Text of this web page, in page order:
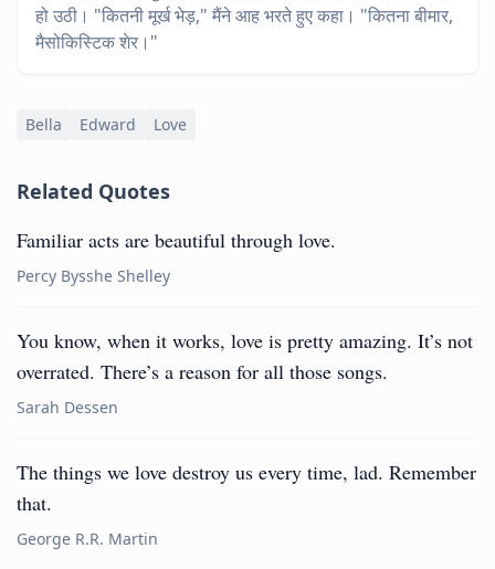
हो उठी। "कितनी मूर्ख भेड़," मैंने आह भरते हुए कहा। "कितना बीमार,
मैसोकिस्टिक शेर।"
Bella Edward Love
Related Quotes
Familiar acts are beautiful through love.
Percy Bysshe Shelley
You know, when it works, love is pretty amazing. It’s not
overrated. There’s a reason for all those songs.
Sarah Dessen
The things we love destroy us every time, lad. Remember
that.
George R.R. Martin